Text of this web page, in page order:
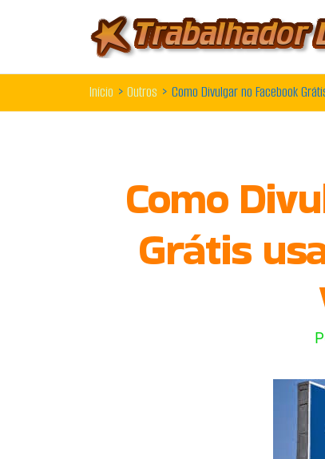
o
Início Outros Como Divulgar no Facebook
Como
Grátis